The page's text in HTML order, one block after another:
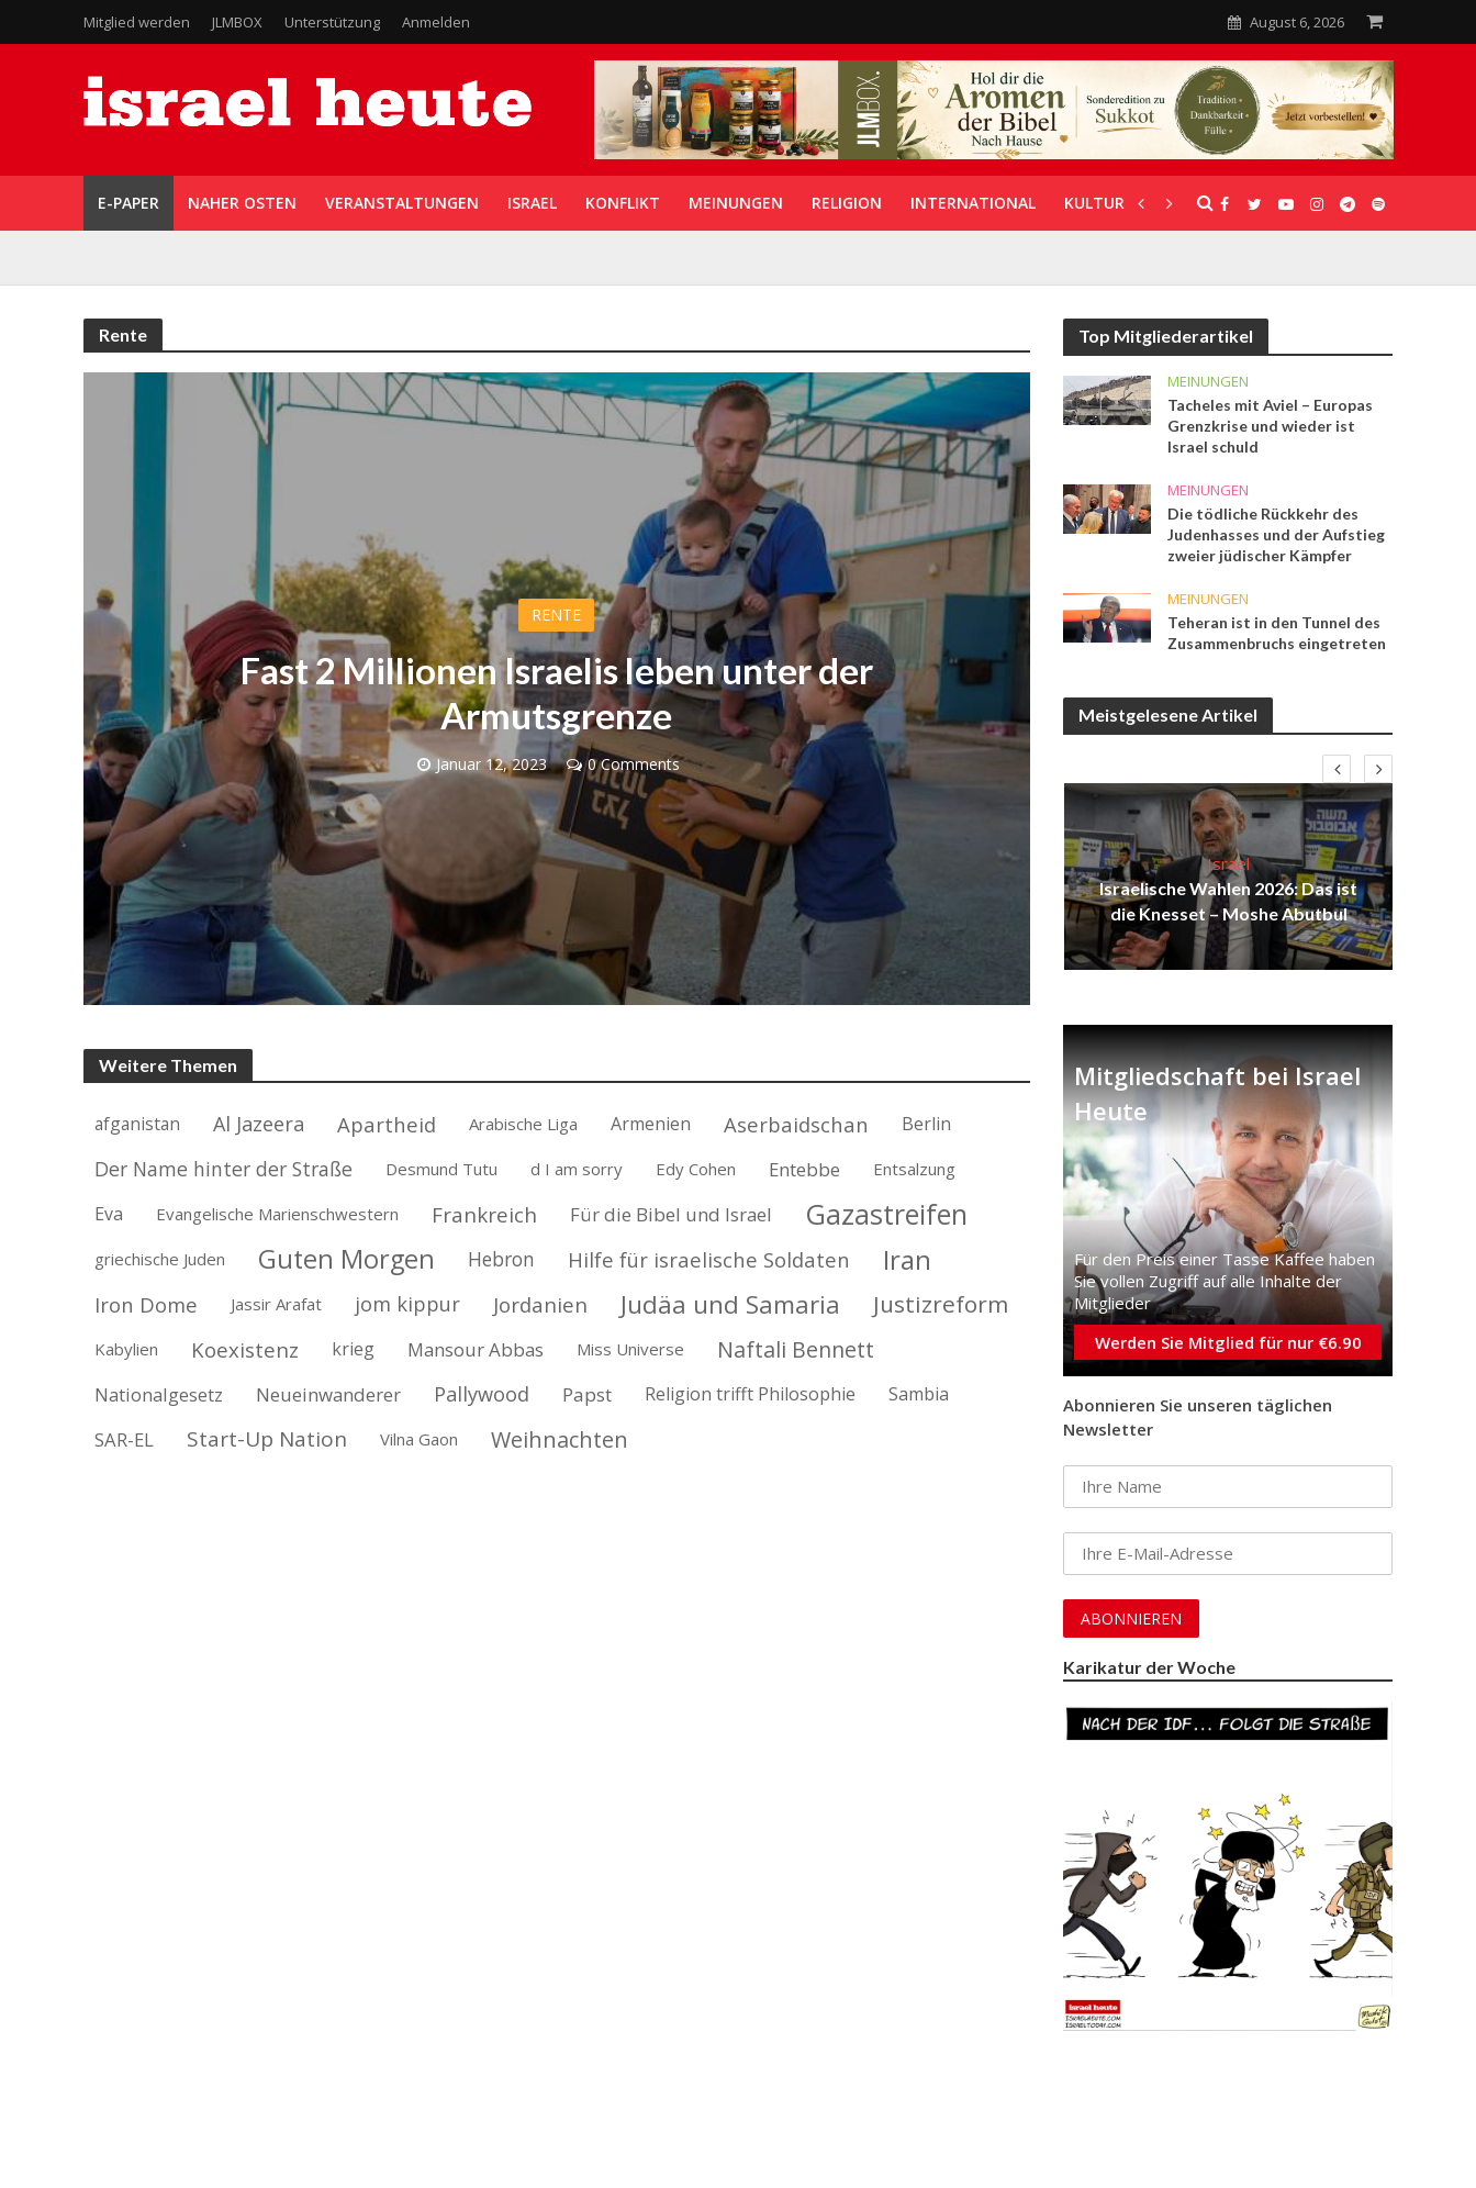
Mitglied werden JLMBOX Unterstützung Anmelden August 6, 2026
E-PAPER NAHER OSTEN VERANSTALTUNGEN ISRAEL KONFLIKT MEINUNGEN RELIGION INTERNATIONAL KULTUR UNTERSTÜTZUNG
Rente
RENTE
Fast 2 Millionen Israelis leben unter der
Armutsgrenze
Januar 12, 2023 0 Comments
Weitere Themen
afganistan Al Jazeera Apartheid Arabische Liga Armenien Aserbaidschan Berlin
Der Name hinter der Straße Desmund Tutu d I am sorry Edy Cohen Entebbe Entsalzung
Eva Evangelische Marienschwestern Frankreich Für die Bibel und Israel Gazastreifen
griechische Juden Guten Morgen Hebron Hilfe für israelische Soldaten Iran
Iron Dome Jassir Arafat jom kippur Jordanien Judäa und Samaria Justizreform
Kabylien Koexistenz krieg Mansour Abbas Miss Universe Naftali Bennett
Nationalgesetz Neueinwanderer Pallywood Papst Religion trifft Philosophie Sambia
SAR-EL Start-Up Nation Vilna Gaon Weihnachten
Top Mitgliederartikel
MEINUNGEN
Tacheles mit Aviel – Europas
Grenzkrise und wieder ist
Israel schuld
MEINUNGEN
Die tödliche Rückkehr des
Judenhasses und der Aufstieg
zweier jüdischer Kämpfer
MEINUNGEN
Teheran ist in den Tunnel des
Zusammenbruchs eingetreten
Meistgelesene Artikel
Israel
Israelische Wahlen 2026: Das ist
die Knesset – Vladimir Beliak
Israel
Netanjahu zu Christen: „Wir sind
eins“
Israel
Israelische Wahlen 2026: Das ist
die Knesset – Moshe Abutbul
Mitgliedschaft bei Israel
Heute
Für den Preis einer Tasse Kaffee haben
Sie vollen Zugriff auf alle Inhalte der
Mitglieder
Werden Sie Mitglied für nur €6.90
Abonnieren Sie unseren täglichen
Newsletter
Karikatur der Woche